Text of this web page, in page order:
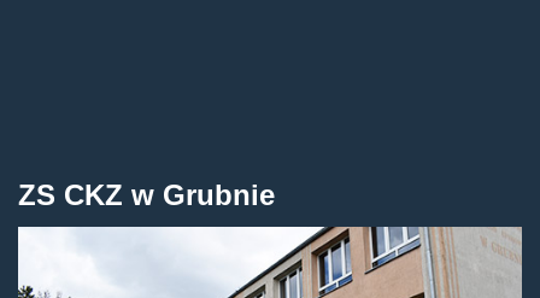
ZS CKZ w Grubnie